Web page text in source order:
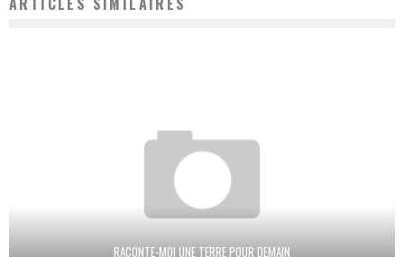
RACONTE-MOI UNE TERRE POUR DEMAIN